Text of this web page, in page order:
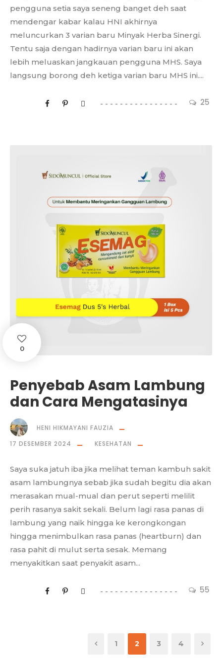
25
pengguna setia saya seneng banget deh saat
mendengar kabar kalau HNI akhirnya
meluncurkan 3 varian baru Minyak Herba Sinergi.
Tentu saja dengan hadirnya varian baru ini akan
lebih meluaskan jangkauan pengguna MHS. Saya
langsung borong deh ketiga varian baru MHS ini....
0
Penyebab Asam Lambung
dan Cara Mengatasinya
55
HENI HIKMAYANI FAUZIA
17 DESEMBER 2024
KESEHATAN
Saya suka jatuh iba jika melihat teman kambuh sakit
asam lambungnya sebab jika sudah begitu dia akan
merasakan mual-mual dan perut seperti melilit
perih rasanya sakit sekali. Belum lagi rasa panas di
lambung yang naik hingga ke kerongkongan
hingga menimbulkan rasa panas (heartburn) dan
rasa pahit di mulut serta sesak. Memang
menyakitkan saat penyakit asam...
1 2 3 4